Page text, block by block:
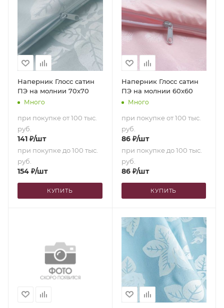
Наперник Глосс сатин
ПЭ на молнии 70х70
Много
при покупке от 100 тыс.
руб.
141 ₽/шт
при покупке до 100 тыс.
руб.
154 ₽/шт
КУПИТЬ
Наперник Глосс сатин
ПЭ на молнии 60х60
Много
при покупке от 100 тыс.
руб.
86₽/шт
при покупке до 100 тыс.
руб.
86₽/шт
КУПИТЬ